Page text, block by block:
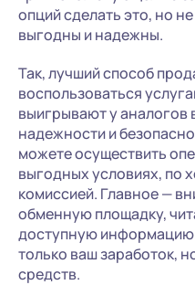
опций сделать это, но
выгодны и надежны.
Так, лучший способ
воспользоваться
выигрывают у аналогов
надежности и
можете осуществить
выгодных условиях, по
комиссией. Главное —
обменную площадку,
доступную информацию.
только ваш заработок,
средств.